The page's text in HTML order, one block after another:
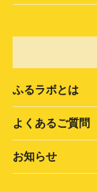
ふるラボとは
よくあるご質問
お知らせ